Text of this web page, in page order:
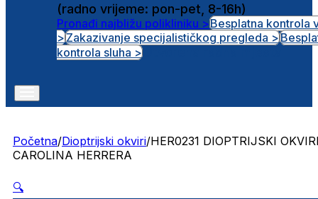
(radno vrijeme: pon-pet, 8-16h)
Pronađi najbližu polikliniku >Besplatna kontrola
>Zakazivanje specijalističkog pregleda >
kontrola sluha >
Početna/Dioptrijski okviri/HER0231 DIOPTRIJSKI
CAROLINA HERRERA
🔍